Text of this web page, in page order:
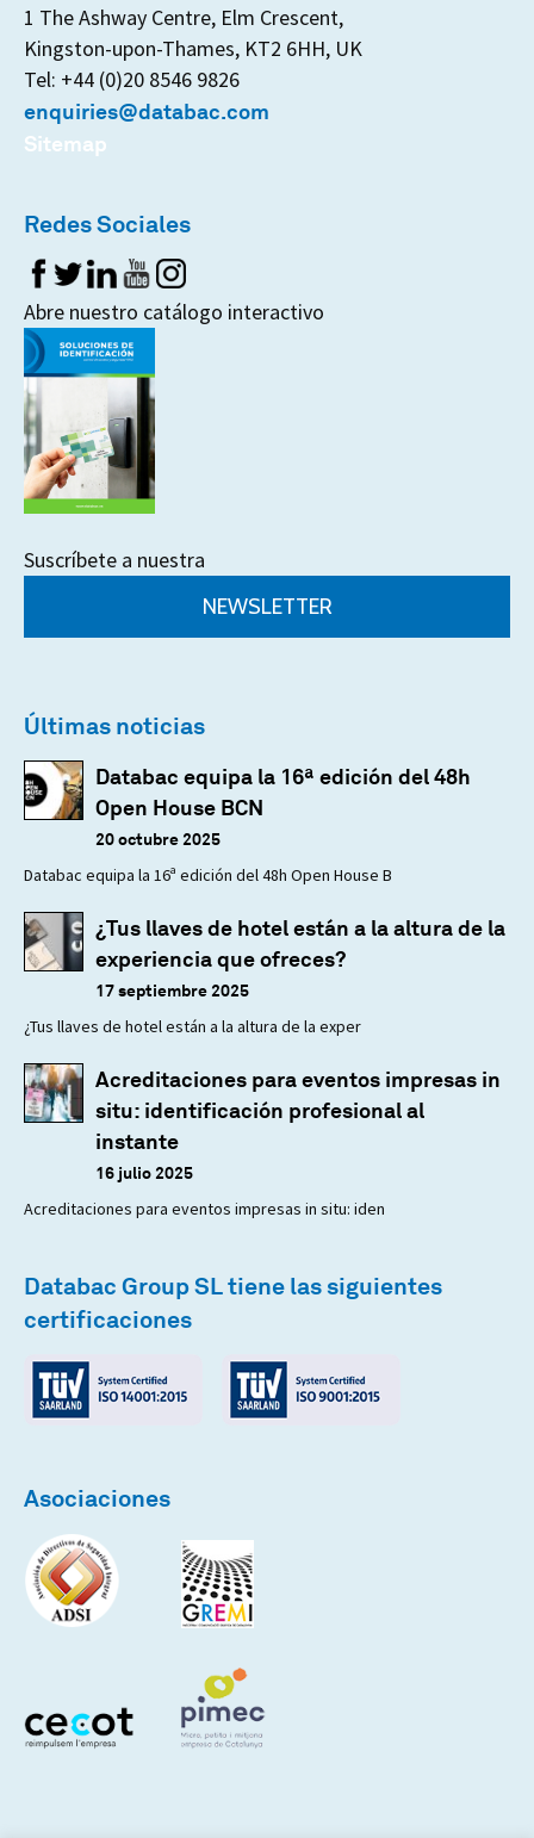
1 The Ashway Centre, Elm Crescent,
Kingston-upon-Thames, KT2 6HH, UK
Tel: +44 (0)20 8546 9826
enquiries@databac.com
Sitemap
Redes Sociales
Abre nuestro catálogo interactivo
Suscríbete a nuestra
NEWSLETTER
Últimas noticias
Databac equipa la 16ª edición del 48h
Open House BCN
20 octubre 2025
Databac equipa la 16ª edición del 48h Open House B
¿Tus llaves de hotel están a la altura de la
experiencia que ofreces?
17 septiembre 2025
¿Tus llaves de hotel están a la altura de la exper
Acreditaciones para eventos impresas in
situ: identificación profesional al
instante
16 julio 2025
Acreditaciones para eventos impresas in situ: iden
Databac Group SL tiene las siguientes
certificaciones
Asociaciones